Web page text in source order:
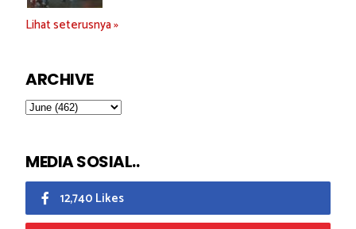
Lihat seterusnya »
ARCHIVE
MEDIA SOSIAL..
12,740 Likes